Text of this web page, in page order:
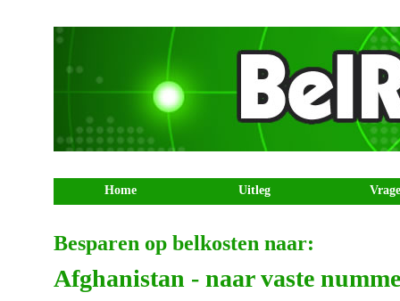
Home Uitleg
Besparen op belkosten naar:
Afghanistan - naar vaste